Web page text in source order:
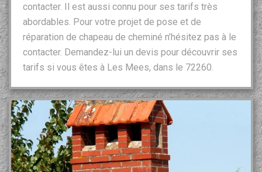
contacter. Il est aussi connu pour ses tarifs très
abordables. Pour votre projet de pose et de
réparation de chapeau de cheminé n’hésitez pas à le
contacter. Demandez-lui un devis pour découvrir ses
tarifs si vous êtes à Les Mees, dans le 72260.